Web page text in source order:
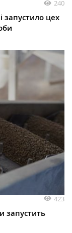
240
цех
423
запустить